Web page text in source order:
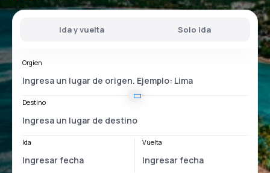
Ida y vuelta Solo ida
Orgien
Destino
Ida Vuelta